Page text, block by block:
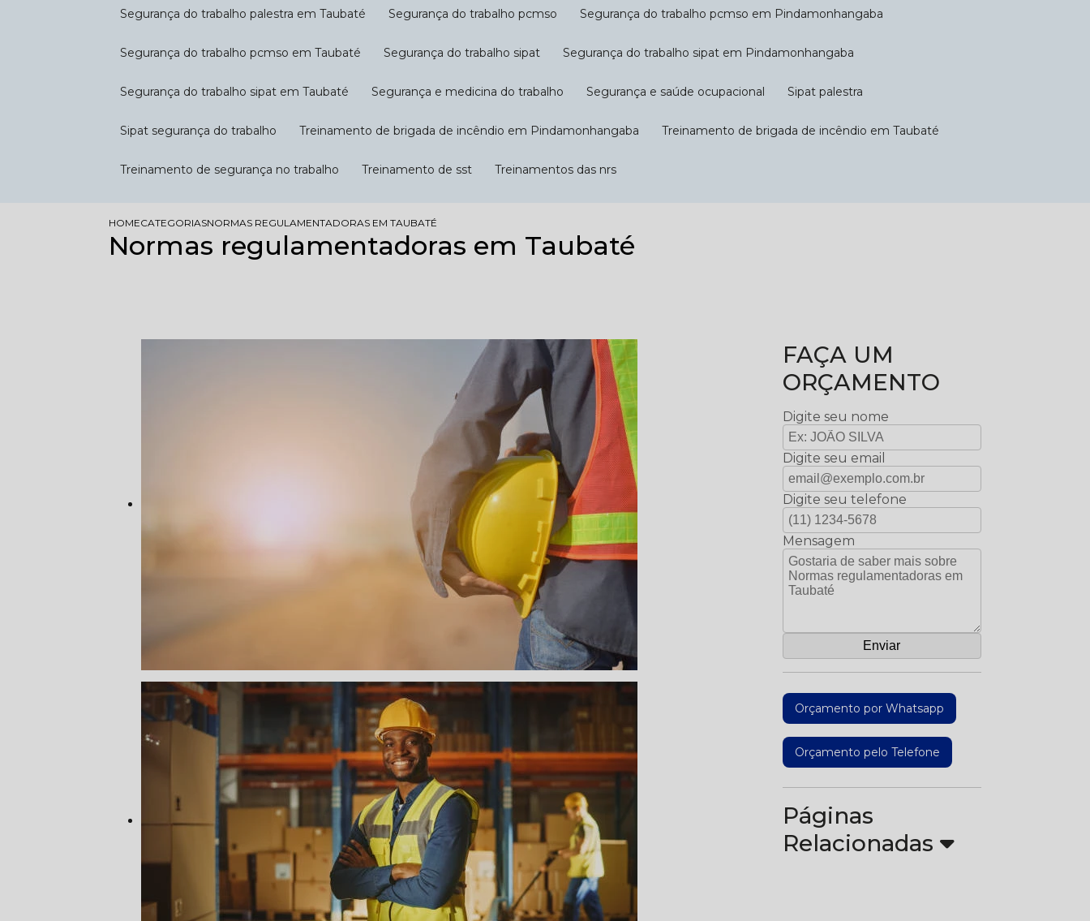
Segurança do trabalho palestra em Taubaté Segurança do trabalho pcmso Segurança do trabalho pcmso em Pindamonhangaba
Segurança do trabalho pcmso em Taubaté Segurança do trabalho sipat Segurança do trabalho sipat em Pindamonhangaba
Segurança do trabalho sipat em Taubaté Segurança e medicina do trabalho Segurança e saúde ocupacional Sipat palestra
Sipat segurança do trabalho Treinamento de brigada de incêndio em Pindamonhangaba Treinamento de brigada de incêndio em Taubaté
Treinamento de segurança no trabalho Treinamento de sst Treinamentos das nrs
HOMECATEGORIASNORMAS REGULAMENTADORAS EM TAUBATÉ
Normas regulamentadoras em Taubaté
FAÇA UM
ORÇAMENTO
Digite seu nome
Digite seu email
Digite seu telefone
Mensagem
Orçamento por Whatsapp
Orçamento pelo Telefone
Páginas
Relacionadas